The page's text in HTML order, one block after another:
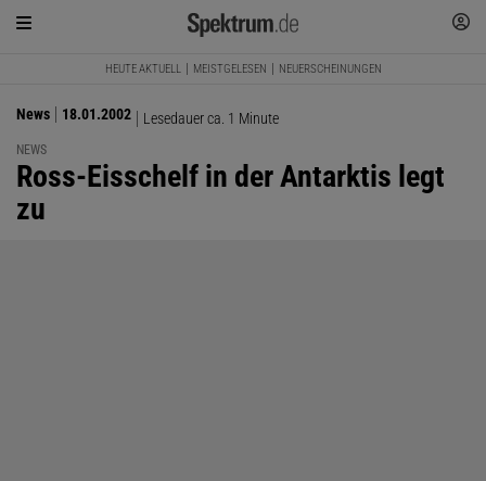
HEUTE AKTUELL MEISTGELESEN NEUERSCHEINUNGEN
News 18.01.2002 Lesedauer ca. 1 Minute
NEWS
:
Ross-Eisschelf in der Antarktis legt
zu